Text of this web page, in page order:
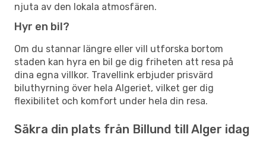
njuta av den lokala atmosfären.
Hyr en bil?
Om du stannar längre eller vill utforska bortom
staden kan hyra en bil ge dig friheten att resa på
dina egna villkor. Travellink erbjuder prisvärd
biluthyrning över hela Algeriet, vilket ger dig
flexibilitet och komfort under hela din resa.
Säkra din plats från Billund till Alger idag